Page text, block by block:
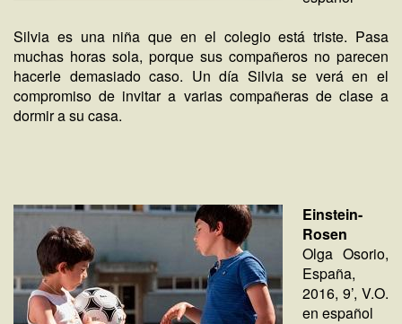
Silvia es una niña que en el colegio está triste. Pasa
muchas horas sola, porque sus compañeros no parecen
hacerle demasiado caso. Un día Silvia se verá en el
compromiso de invitar a varias compañeras de clase a
dormir a su casa.
Einstein-
Rosen
Olga Osorio,
España,
2016, 9’, V.O.
en español